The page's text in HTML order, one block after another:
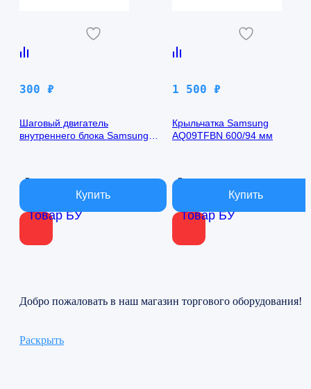
Товар БУ
300 ₽
Шаговый двигатель
внутреннего блока Samsung
В наличии
Товар БУ
1 500 ₽
Крыльчатка Samsung
AQ09TFBN 600/94 мм
В наличии
Добро пожаловать в наш магазин торгового оборудования!
Раскрыть